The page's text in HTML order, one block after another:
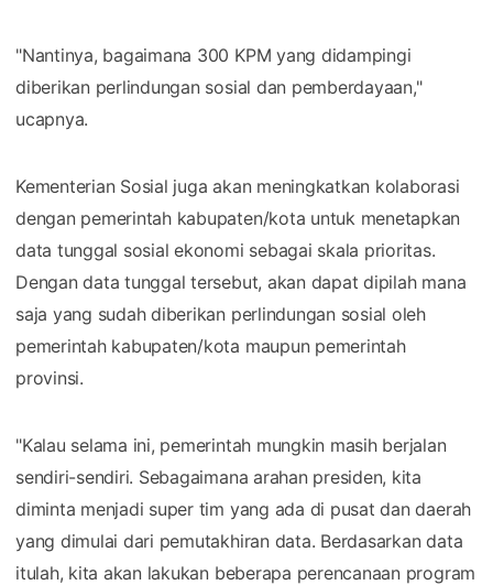
"Nantinya, bagaimana 300 KPM yang didampingi
diberikan perlindungan sosial dan pemberdayaan,"
ucapnya.
Kementerian Sosial juga akan meningkatkan kolaborasi
dengan pemerintah kabupaten/kota untuk menetapkan
data tunggal sosial ekonomi sebagai skala prioritas.
Dengan data tunggal tersebut, akan dapat dipilah mana
saja yang sudah diberikan perlindungan sosial oleh
pemerintah kabupaten/kota maupun pemerintah
provinsi.
"Kalau selama ini, pemerintah mungkin masih berjalan
sendiri-sendiri. Sebagaimana arahan presiden, kita
diminta menjadi super tim yang ada di pusat dan daerah
yang dimulai dari pemutakhiran data. Berdasarkan data
itulah, kita akan lakukan beberapa perencanaan program